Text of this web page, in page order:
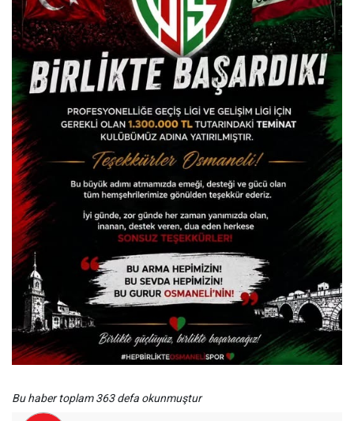
Bu haber toplam 363 defa okunmuştur